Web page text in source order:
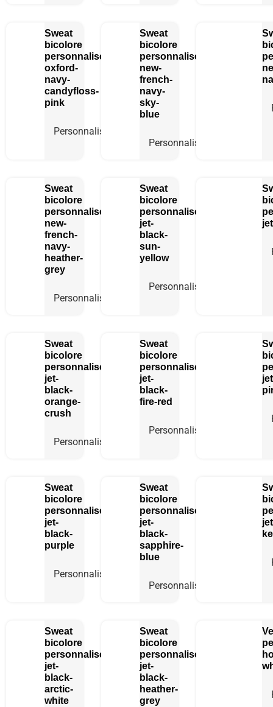
Sweat
bicolore
personnalisé
oxford-
navy-
candyfloss-
pink
Personnaliser
Sweat
bicolore
personnalisé
new-
french-
navy-
sky-
blue
Personnaliser
Sweat
bicolore
personnalisé
new-
french-
navy-
heather-
grey
Personnaliser
Sweat
bicolore
personnalisé
jet-
black-
sun-
yellow
Personnaliser
Sweat
bicolore
personnalisé
jet-
black-
orange-
crush
Personnaliser
Sweat
bicolore
personnalisé
jet-
black-
fire-red
Personnaliser
Sweat
bicolore
personnalisé
jet-
black-
purple
Personnaliser
Sweat
bicolore
personnalisé
jet-
black-
sapphire-
blue
Personnaliser
Sweat
bicolore
personnalisé
jet-
black-
arctic-
white
Sweat
bicolore
personnalisé
jet-
black-
heather-
grey